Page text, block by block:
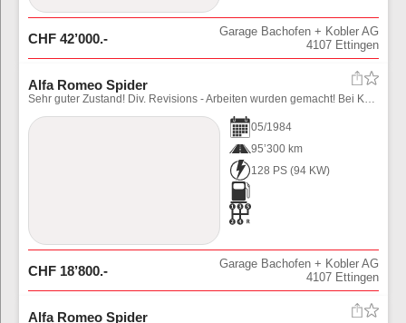
CHF 42’000.-
Garage Bachofen + Kobler AG
4107 Ettingen
Alfa Romeo Spider
Sehr guter Zustand! Div. Revisions - Arbeiten wurden gemacht! Bei Kauf, frisch ab grossem Service + MFK! Ivo Salvadori Finish
05/1984
95’300 km
128 PS (94 KW)
CHF 18’800.-
Garage Bachofen + Kobler AG
4107 Ettingen
Alfa Romeo Spider